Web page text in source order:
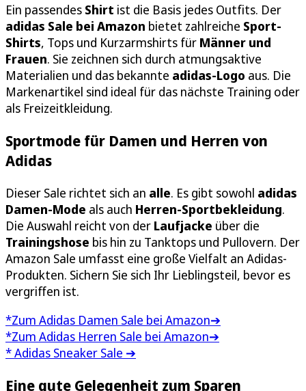
Ein passendes Shirt ist die Basis jedes Outfits. Der
adidas Sale bei Amazon bietet zahlreiche Sport-
Shirts, Tops und Kurzarmshirts für Männer und
Frauen. Sie zeichnen sich durch atmungsaktive
Materialien und das bekannte adidas-Logo aus. Die
Markenartikel sind ideal für das nächste Training oder
als Freizeitkleidung.
Sportmode für Damen und Herren von
Adidas
Dieser Sale richtet sich an alle. Es gibt sowohl adidas
Damen-Mode als auch Herren-Sportbekleidung.
Die Auswahl reicht von der Laufjacke über die
Trainingshose bis hin zu Tanktops und Pullovern. Der
Amazon Sale umfasst eine große Vielfalt an Adidas-
Produkten. Sichern Sie sich Ihr Lieblingsteil, bevor es
vergriffen ist.
*Zum Adidas Damen Sale bei Amazon➔
*Zum Adidas Herren Sale bei Amazon➔
* Adidas Sneaker Sale ➔
Eine gute Gelegenheit zum Sparen